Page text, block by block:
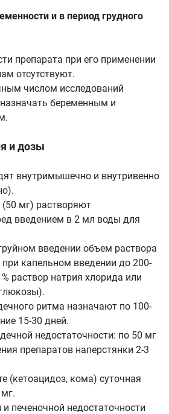
и в период грудного
препарата при его применении
отсутствуют.
числом исследований
беременным и
и дозы
внутримышечно и внутривенно
мг) растворяют
введением в 2 мл воды для
введении объем раствора
капельном введении до 200-
раствор натрия хлорида или
ритма назначают по 100-
15-30 дней.
недостаточности: по 50 мг
препаратов наперстянки 2-3
(кетоацидоз, кома) суточная
печеночной недостаточности